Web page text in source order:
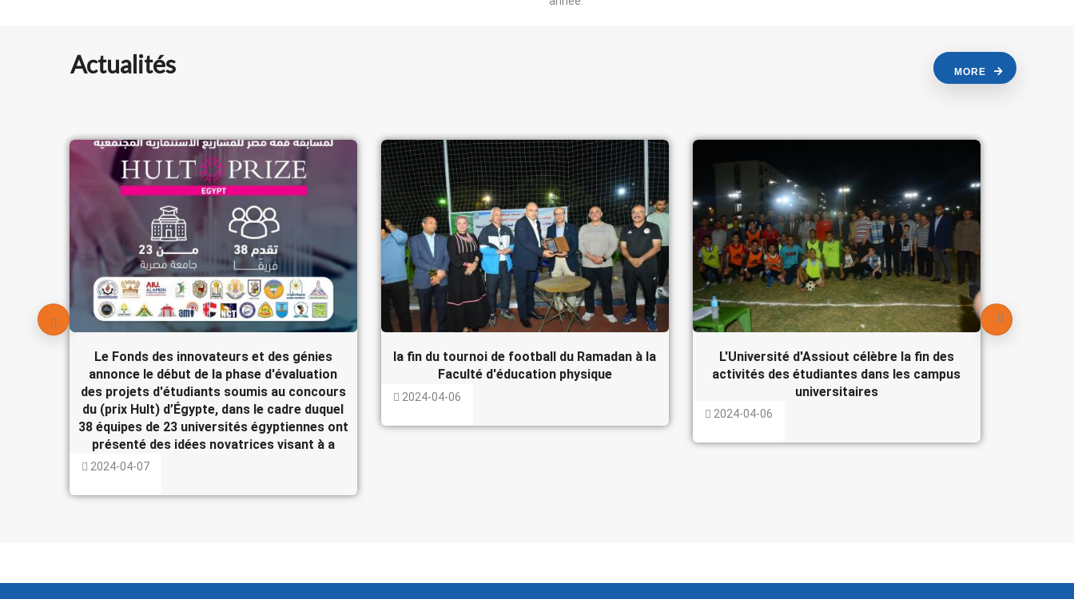
Actualités MORE
Le Fonds des innovateurs et des génies
annonce le début de la phase d'évaluation
des projets d'étudiants soumis au concours
du (prix Hult) d’Égypte, dans le cadre duquel
38 équipes de 23 universités égyptiennes ont
présenté des idées novatrices visant à a
2024-04-07
la fin du tournoi de football du Ramadan à la
Faculté d'éducation physique
2024-04-06
L'Université d'Assiout célèbre la fin des
activités des étudiantes dans les campus
universitaires
2024-04-06
FOOTER